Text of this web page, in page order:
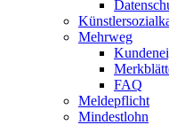
Mehrweg
FAQ
Meldepflicht
Mindestlohn